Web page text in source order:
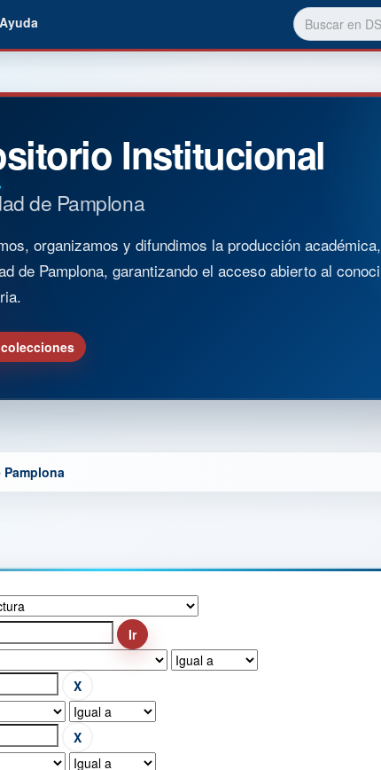
Ayuda
Institucional
de Pamplona
organizamos y difundimos la producción
de Pamplona, garantizando el acceso abierto al